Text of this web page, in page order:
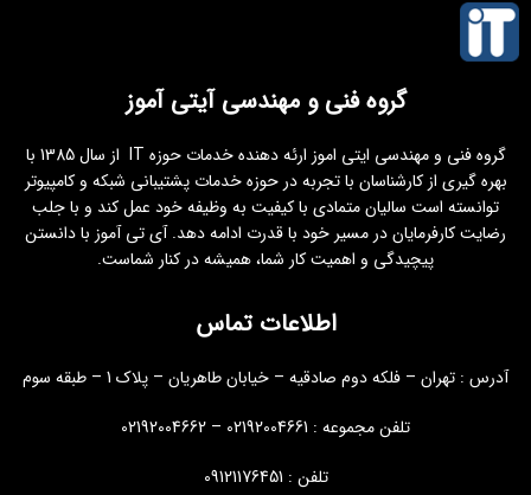
گروه فنی و مهندسی آیتی آموز
گروه فنی و مهندسی ایتی اموز ارئه دهنده خدمات حوزه IT از سال 1385 با
بهره گیری از کارشناسان با تجربه در حوزه خدمات پشتیبانی شبکه و کامپیوتر
توانسته است سالیان متمادی با کیفیت به وظیفه خود عمل کند و با جلب
رضایت کارفرمایان در مسیر خود با قدرت ادامه دهد. آی تی آموز با دانستن
پیچیدگی و اهمیت کار شما، همیشه در کنار شماست.
اطلاعات تماس
آدرس : تهران – فلکه دوم صادقیه – خیابان طاهریان – پلاک 1 – طبقه سوم
تلفن مجموعه : 02192004661 – 02192004662
تلفن : 09121176451